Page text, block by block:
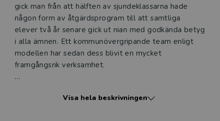
gick man från att hälften av sjundeklassarna hade
någon form av åtgärdsprogram till att samtliga
elever två år senare gick ut nian med godkända betyg
i alla ämnen. Ett kommunövergripande team enligt
modellen har sedan dess blivit en mycket
framgångsrik verksamhet.
steg går igenom modellen och förklarar varför och
Visa hela beskrivningen